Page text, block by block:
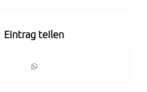
Eintrag teilen